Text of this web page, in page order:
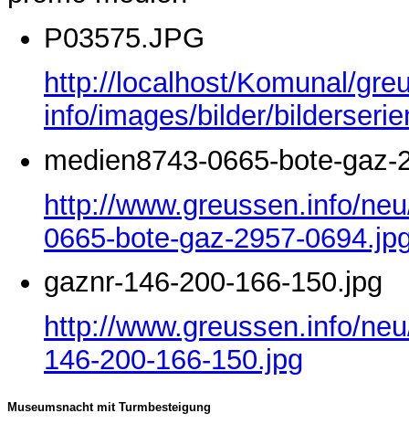
P03575.JPG
http://localhost/Komunal/
info/images/bilder/
medien8743-0665-bote-gaz-
http://www.greussen.info/
0665-bote-gaz-2957-
gaznr-146-200-166-150.jpg
http://www.greussen.info/
146-200-166-150.jpg
Museumsnacht mit Turmbesteigung